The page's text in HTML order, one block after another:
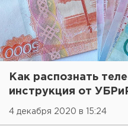
Как распознать
инструкция от
4 декабря 2020 в 15:24